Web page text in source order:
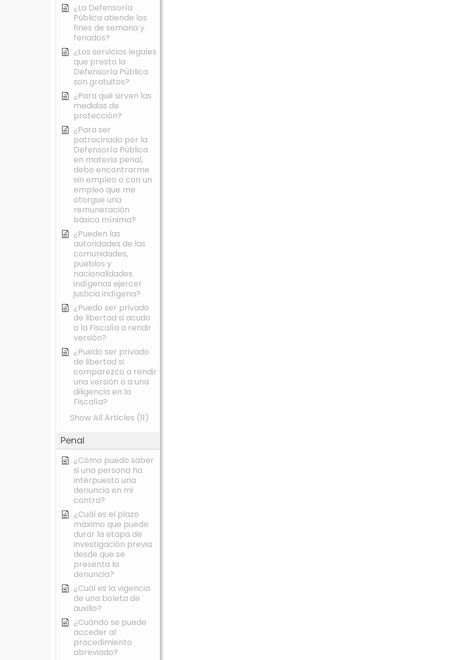
¿La Defensoría
Pública atiende los
fines de semana y
feriados?
¿Los servicios legales
que presta la
Defensoría Pública
son gratuitos?
¿Para qué sirven las
medidas de
protección?
¿Para ser
patrocinado por la
Defensoría Pública
en materia penal,
debo encontrarme
sin empleo o con un
empleo que me
otorgue una
remuneración
básica mínima?
¿Pueden las
autoridades de las
comunidades,
pueblos y
nacionalidades
indígenas ejercer
justicia indígena?
¿Puedo ser privado
de libertad si acudo
a la Fiscalía a rendir
versión?
¿Puedo ser privado
de libertad si
comparezco a rendir
una versión o a una
diligencia en la
Fiscalía?
Show All Articles (11)
Penal
¿Cómo puedo saber
si una persona ha
interpuesto una
denuncia en mi
contra?
¿Cuál es el plazo
máximo que puede
durar la etapa de
investigación previa
desde que se
presenta la
denuncia?
¿Cuál es la vigencia
de una boleta de
auxilio?
¿Cuándo se puede
acceder al
procedimiento
abreviado?